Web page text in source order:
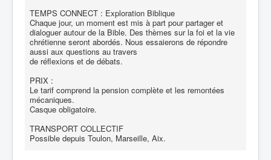
TEMPS CONNECT : Exploration Biblique
Chaque jour, un moment est mis à part pour partager et
dialoguer autour de la Bible. Des thèmes sur la foi et la vie
chrétienne seront abordés. Nous essaierons de répondre
aussi aux questions au travers
de réflexions et de débats.
PRIX :
Le tarif comprend la pension complète et les remontées
mécaniques.
Casque obligatoire.
TRANSPORT COLLECTIF
Possible depuis Toulon, Marseille, Aix.